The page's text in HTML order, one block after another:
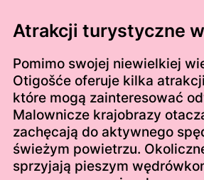
Atrakcji turystyczne
Pomimo swojej niewielkiej
Otigošće oferuje kilka
które mogą zainteresować
Malownicze krajobrazy
zachęcają do aktywnego
świeżym powietrzu.
sprzyjają pieszym